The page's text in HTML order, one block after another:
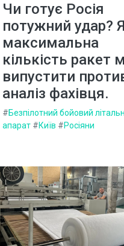
Чи готує Росія
потужний удар?
максимальна
кількість ракет
випустити
аналіз фахівця.
#Безпілотний бойовий
апарат #Київ #Росіяни